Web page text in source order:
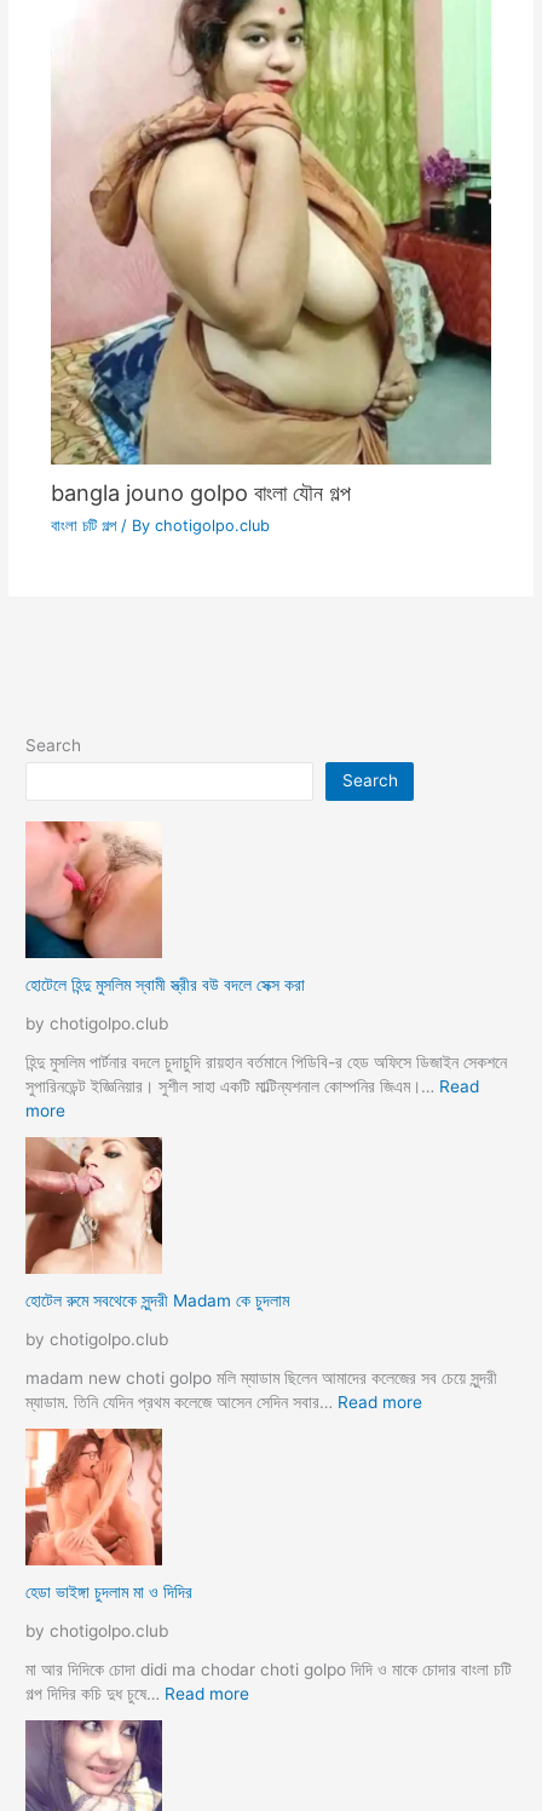
bangla jouno golpo বাংলা যৌন গল্প
বাংলা চটি গল্প/ By chotigolpo.club
Search
Search
হোটেলে হিন্দু মুসলিম স্বামী স্ত্রীর বউ বদলে সেক্স করা
by chotigolpo.club
হিন্দু মুসলিম পার্টনার বদলে চুদাচুদি রায়হান বর্তমানে পিডিবি-র হেড অফিসে ডিজাইন সেকশনে
সুপারিনডেন্ট ইজ্ঞিনিয়ার। সুশীল সাহা একটি মাল্টিন্যশনাল কোম্পনির জিএম।… Read
more:
হো
টে
লে
ন্দু
মু
স
লি
স্বা
মী
স্ত্রী
ব
উ
লে
সে
ক্স
রা
হোটেল রুমে সবথেকে সুন্দরী Madam কে চুদলাম
by chotigolpo.club
madam new choti golpo মলি ম্যাডাম ছিলেন আমাদের কলেজের সব চেয়ে সুন্দরী
ম্যাডাম. তিনি যেদিন প্রথম কলেজে আসেন সেদিন সবার… Read more:
ন্দ
হেডা ভাইঙ্গা চুদলাম মা ও দিদির
by chotigolpo.club
মা আর দিদিকে চোদা didi ma chodar choti golpo দিদি ও মাকে চোদার বাংলা চটি
গল্প দিদির কচি দুধ চুষে… Read more: